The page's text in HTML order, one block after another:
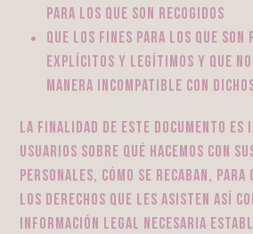
para los que son recogidos
que los fines para los que son
explícitos y legítimos y que
manera incompatible con
La finalidad de este documento
usuarios sobre qué hacemos con
personales, cómo se recaban,
los derechos que les asisten así
información legal necesaria